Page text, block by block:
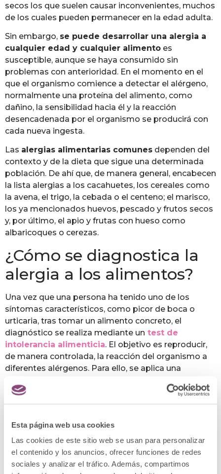
Esta página web usa cookies
Las cookies de este sitio web se usan para personalizar
el contenido y los anuncios, ofrecer funciones de redes
sociales y analizar el tráfico. Además, compartimos
secos los que suelen causar inconvenientes, muchos
de los cuales pueden permanecer en la edad adulta.
Sin embargo, se puede desarrollar una alergia a
cualquier edad y cualquier alimento es
susceptible, aunque se haya consumido sin
problemas con anterioridad. En el momento en el
que el organismo comience a detectar el alérgeno,
normalmente una proteína del alimento, como
dañino, la sensibilidad hacia él y la reacción
desencadenada por el organismo se producirá con
cada nueva ingesta.
Las alergias alimentarias comunes dependen del
contexto y de la dieta que sigue una determinada
población. De ahí que, de manera general, encabecen
la lista alergias a los cacahuetes, los cereales como
la avena, el trigo, la cebada o el centeno; el marisco,
los ya mencionados huevos, pescado y frutos secos
y, por último, el apio y frutas con hueso como
albaricoques o cerezas.
¿Cómo se diagnostica la
alergia a los alimentos?
Una vez que una persona ha tenido uno de los
síntomas característicos, como picor de boca o
urticaria, tras tomar un alimento concreto, el
diagnóstico se realiza mediante un test de
intolerancia alimenticia. El objetivo es reproducir,
de manera controlada, la reacción del organismo a
diferentes alérgenos. Para ello, se aplica una
poder evaluar posteriormente si se produce
reacción o no. También es posible detectarlas
alergias si se tienen sospechas. De esta manera se
podrá conocer la sensibilidad al alimento para
evitarlo incluso cuando se presenta como